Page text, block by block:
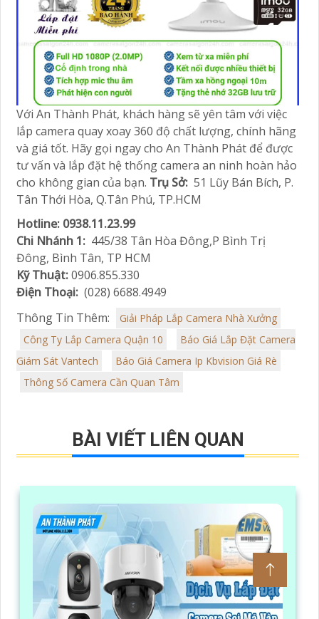
Với An Thành Phát, khách hàng sẽ yên tâm với việc
lắp camera quay xoay 360 độ chất lượng, chính hãng
và giá tốt. Hãy gọi ngay cho An Thành Phát để được
tư vấn và lắp đặt hệ thống camera an ninh hoàn hảo
cho không gian của bạn. Trụ Sở: 51 Lũy Bán Bích, P.
Tân Thới Hòa, Q.Tân Phú, TP.HCM
Hotline: 0938.11.23.99
Chi Nhánh 1: 445/38 Tân Hòa Đông,P Bình Trị
Đông, Bình Tân, TP HCM
Kỹ Thuật:0906.855.330
Điện Thoại: (028) 6688.4949
Thông Tin Thêm:
Giải Pháp Lắp Camera Nhà Xưởng
Công Ty Lắp Camera Quận 10
Báo Giá Lắp Đặt Camera
Giám Sát Vantech
Báo Giá Camera Ip Kbvision Giá Rè
Thông Số Camera Cần Quan Tâm
BÀI VIẾT LIÊN QUAN